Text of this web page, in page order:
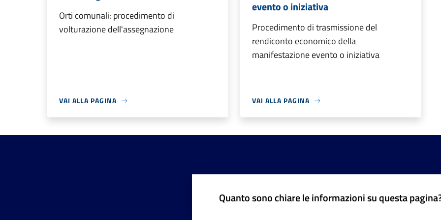
Orti comunali: procedimento di
volturazione dell'assegnazione
VAI ALLA PAGINA
evento o iniziativa
Procedimento di trasmissione del
rendiconto economico della
manifestazione evento o iniziativa
VAI ALLA PAGINA
Quanto sono chiare le informazioni su questa